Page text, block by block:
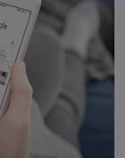
Seriosität. Ein
trägt
Fakeshop-Anzeige